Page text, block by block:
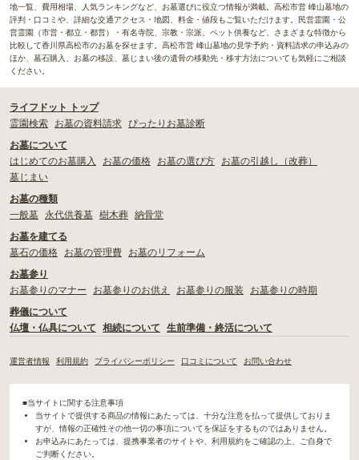
地一覧、費用相場、人気ランキングなど、お墓選びに役立つ情報が満載。高松市営 峰山墓地の
評判・口コミや、詳細な交通アクセス・地図、料金・値段もご覧いただけます。民営霊園・公
営霊園（市営・都立・都営）・有名寺院、宗教・宗派、ペット供養など、さまざまな特徴から
比較して香川県高松市のお墓を探せます。高松市営 峰山墓地の見学予約・資料請求の申込みの
ほか、墓石購入、お墓の移設、墓じまい後の遺骨の移動先・移す方法についても気軽にご相談
ください。
ライフドット トップ
霊園検索
お墓の資料請求 ぴったりお墓診断
お墓について
はじめてのお墓購入
お墓の価格 お墓の選び方
お墓の引越し（改葬）
墓じまい
お墓の種類
一般墓
永代供養墓 樹木葬 納骨堂
お墓を建てる
墓石の価格
お墓の管理費
お墓のリフォーム
お墓参り
お墓参りのマナー
お墓参りのお供え お墓参りの服装
お墓参りの時期
葬儀について
仏壇・仏具について
相続について 生前準備・終活について
運営者情報 利用規約 プライバシーポリシー 口コミについて お問い合わせ
■当サイトに関する注意事項
当サイトで提供する商品の情報にあたっては、十分な注意を払って提供しておりま
すが、情報の正確性その他一切の事項についてを保証をするものではありません。
お申込みにあたっては、提携事業者のサイトや、利用規約をご確認の上、ご自身で
ご判断ください。